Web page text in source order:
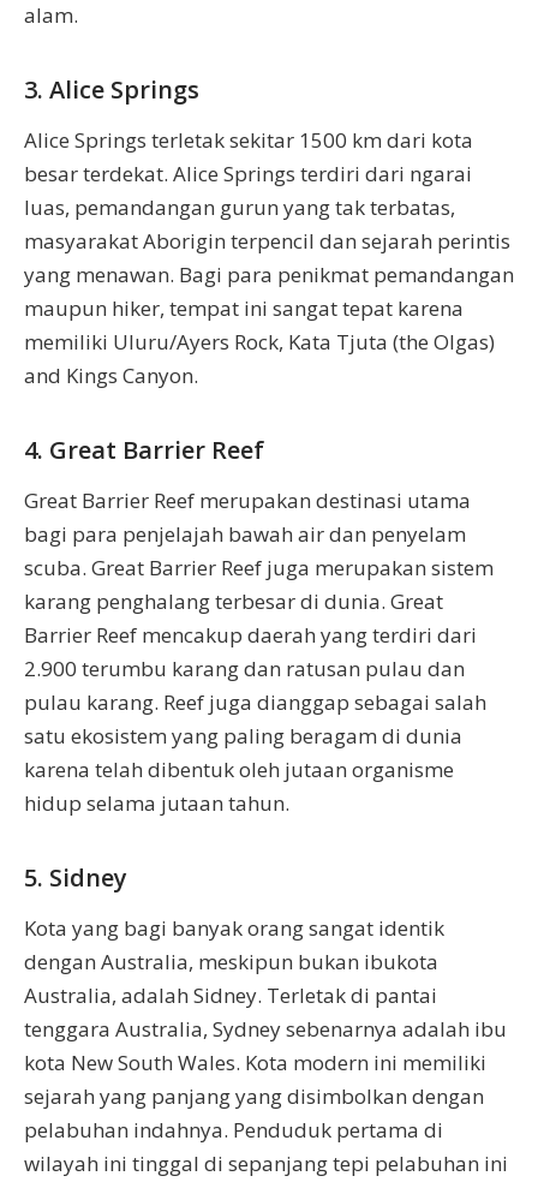
alam.
3. Alice Springs
Alice Springs terletak sekitar 1500 km dari kota
besar terdekat. Alice Springs terdiri dari ngarai
luas, pemandangan gurun yang tak terbatas,
masyarakat Aborigin terpencil dan sejarah perintis
yang menawan. Bagi para penikmat pemandangan
maupun hiker, tempat ini sangat tepat karena
memiliki Uluru/Ayers Rock, Kata Tjuta (the Olgas)
and Kings Canyon.
4. Great Barrier Reef
Great Barrier Reef merupakan destinasi utama
bagi para penjelajah bawah air dan penyelam
scuba. Great Barrier Reef juga merupakan sistem
karang penghalang terbesar di dunia. Great
Barrier Reef mencakup daerah yang terdiri dari
2.900 terumbu karang dan ratusan pulau dan
pulau karang. Reef juga dianggap sebagai salah
satu ekosistem yang paling beragam di dunia
karena telah dibentuk oleh jutaan organisme
hidup selama jutaan tahun.
5. Sidney
Kota yang bagi banyak orang sangat identik
dengan Australia, meskipun bukan ibukota
Australia, adalah Sidney. Terletak di pantai
tenggara Australia, Sydney sebenarnya adalah ibu
kota New South Wales. Kota modern ini memiliki
sejarah yang panjang yang disimbolkan dengan
pelabuhan indahnya. Penduduk pertama di
wilayah ini tinggal di sepanjang tepi pelabuhan ini